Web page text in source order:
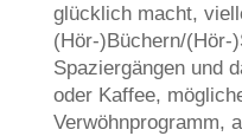
glücklich macht,
(Hör-)Büchern/(Hör-
Spaziergängen und
oder Kaffee,
Verwöhnprogramm,